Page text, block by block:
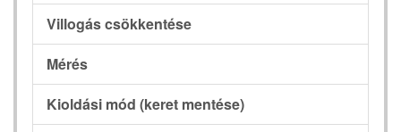
Villogás csökkentése
Mérés
Kioldási mód (keret mentése)